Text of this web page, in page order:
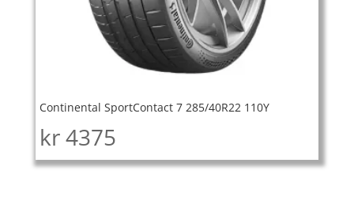
Continental SportContact 7 285/40R22 110Y
kr4375